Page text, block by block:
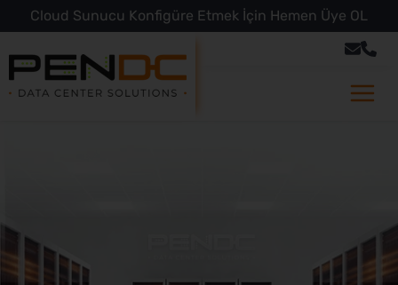
Cloud Sunucu Konfigüre Etmek İçin Hemen Üye OL